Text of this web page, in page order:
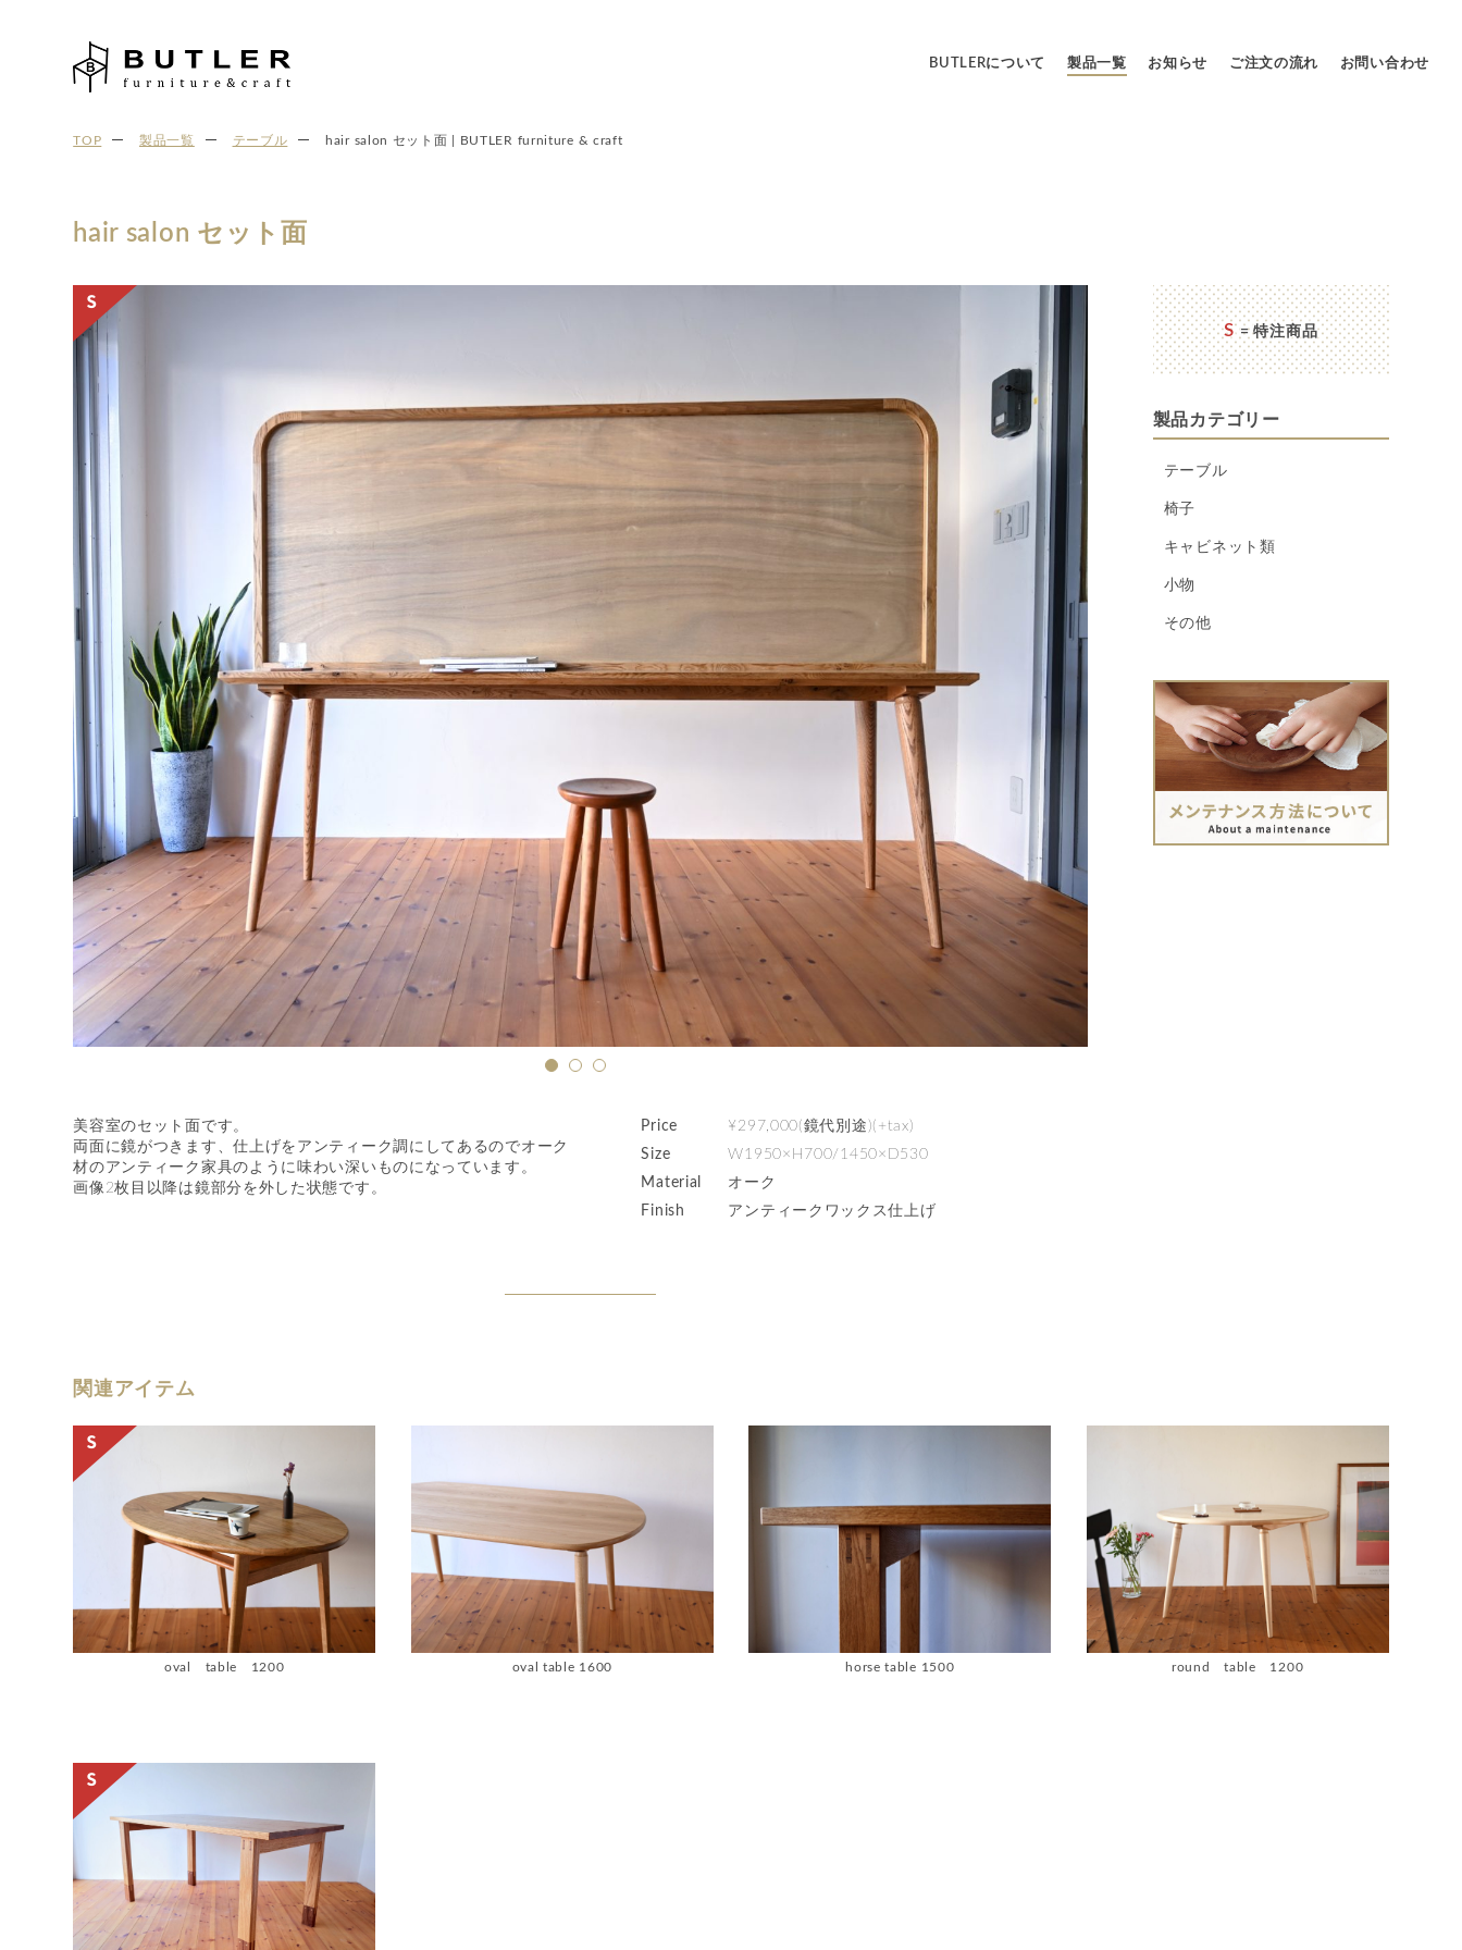
BUTLERについて 製品一覧 お知らせ ご注文の流れ お問い合わせ
TOP 製品一覧 テーブル hair salon セット面 | BUTLER furniture & craft
hair salon セット面
美容室のセット面です。
両面に鏡がつきます、仕上げをアンティーク調にしてあるのでオーク
材のアンティーク家具のように味わい深いものになっています。
画像2枚目以降は鏡部分を外した状態です。
Price
¥297,000(鏡代別途)(+tax)
Size
W1950×H700/1450×D530
Material
オーク
Finish
アンティークワックス仕上げ
S = 特注商品
製品カテゴリー
テーブル
椅子
キャビネット類
小物
その他
関連アイテム
oval table 1200 oval table 1600 horse table 1500 round table 1200